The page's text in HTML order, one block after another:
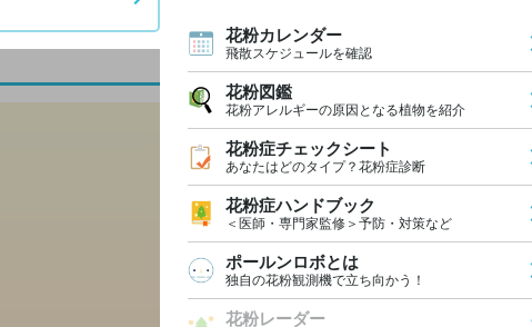
花粉カレンダー
飛散スケジュールを確認
花粉図鑑
花粉アレルギーの原因となる植物を紹介
花粉症チェックシート
あなたはどのタイプ？花粉症診断
花粉症ハンドブック
＜医師・専門家監修＞予防・対策など
ポールンロボとは
独自の花粉観測機で立ち向かう！
花粉レーダー